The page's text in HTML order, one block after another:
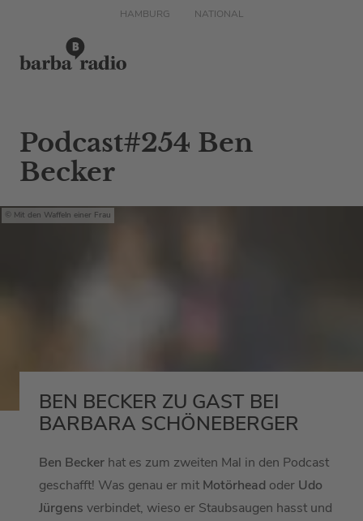
HAMBURG NATIONAL
Podcast#254 Ben
Becker
Mit den Waffeln einer Frau
BEN BECKER ZU GAST BEI
BARBARA SCHÖNEBERGER
Ben Becker hat es zum zweiten Mal in den Podcast
geschafft! Was genau er mit Motörhead oder Udo
Jürgens verbindet, wieso er Staubsaugen hasst und